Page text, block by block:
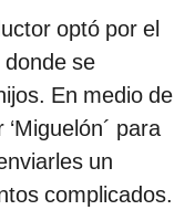
optó por el
se
En medio de
para
un
complicados.